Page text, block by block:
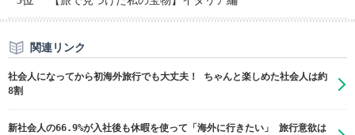
関連リンク
社会人になってから初海外旅行でも大丈夫！ ちゃんと楽しめた社会人は約
8割
新社会人の66.9%が入社後も休暇を使って「海外に行きたい」 旅行意欲は